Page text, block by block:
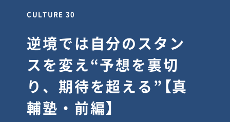
CULTURE 30
逆境では自分のスタン
スを変え“予想を裏切
り、期待を超える”【真
輔塾・前編】